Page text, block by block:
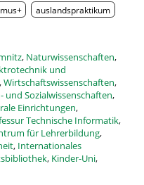
auslandspraktikum
, Naturwissenschaften,
und
,Wirtschaftswissenschaften,
und Sozialwissenschaften,
Einrichtungen,
Technische Informatik,
für Lehrerbildung,
, Internationales
, Kinder-Uni,